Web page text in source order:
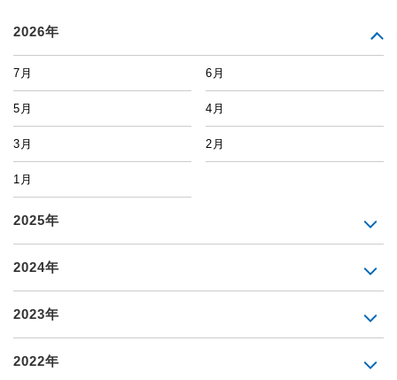
2026年
7月 6月
5月 4月
3月 2月
1月
2025年
2024年
2023年
2022年